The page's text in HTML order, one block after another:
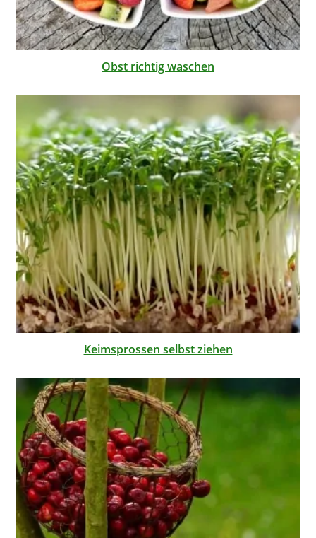
Obst richtig waschen
Keimsprossen selbst ziehen